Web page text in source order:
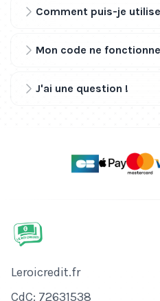
Comment puis-je
Mon code ne
J'ai une question !
Nom de l'entreprise
Leroicredit.fr
Numéro de CdC
CdC: 72631538